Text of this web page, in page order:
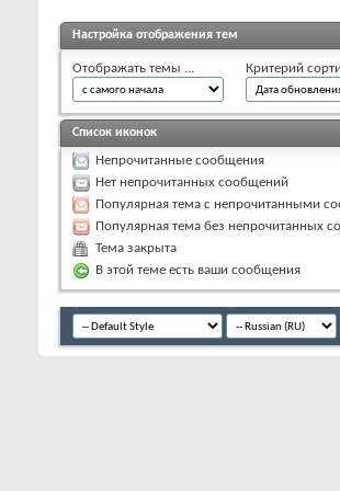
Настройка отображения тем
Отображать темы ... Критерий
Список иконок
Непрочитанные сообщения
Нет непрочитанных сообщений
Популярная тема с непрочитанными
Популярная тема без непрочитанных
Тема закрыта
В этой теме есть ваши сообщения